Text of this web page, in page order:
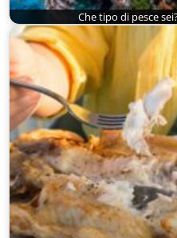
Che tipo di pesce